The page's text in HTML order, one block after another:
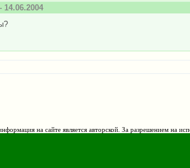
на сайте является авторской. За разрешением на